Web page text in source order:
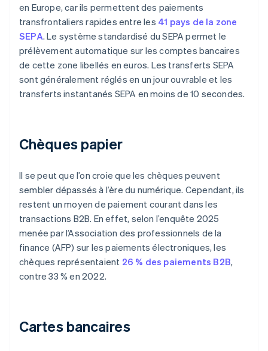
en Europe, car ils permettent des paiements
transfrontaliers rapides entre les 41 pays de la zone
SEPA. Le système standardisé du SEPA permet le
prélèvement automatique sur les comptes bancaires
de cette zone libellés en euros. Les transferts SEPA
sont généralement réglés en un jour ouvrable et les
transferts instantanés SEPA en moins de 10 secondes.
Chèques papier
Il se peut que l’on croie que les chèques peuvent
sembler dépassés à l’ère du numérique. Cependant, ils
restent un moyen de paiement courant dans les
transactions B2B. En effet, selon l’enquête 2025
menée par l’Association des professionnels de la
finance (AFP) sur les paiements électroniques, les
chèques représentaient 26 % des paiements B2B,
contre 33 % en 2022.
Cartes bancaires